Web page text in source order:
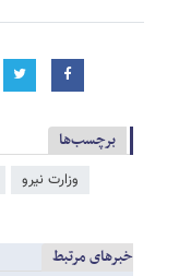
برچسب‌ها
وزارت نیرو
خبرهای مرتبط